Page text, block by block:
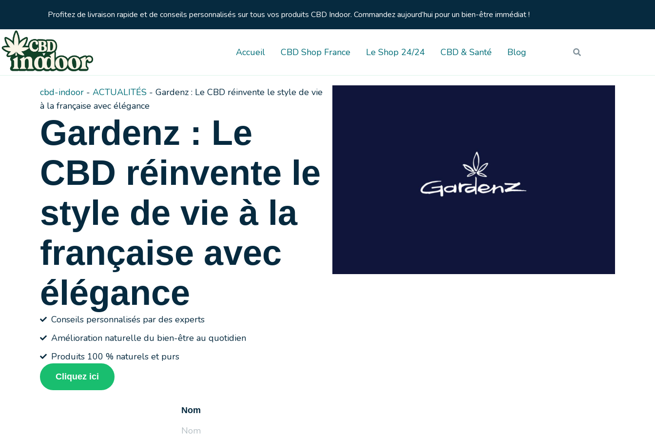
Profitez de livraison rapide et de conseils personnalisés sur tous vos produits CBD Indoor. Commandez aujourd’hui pour un bien-être immédiat !
Accueil CBD Shop France Le Shop 24/24 CBD & Santé Blog
cbd-indoor - ACTUALITÉS - Gardenz : Le CBD réinvente le style de vie
à la française avec élégance
Gardenz : Le
CBD réinvente le
style de vie à la
française avec
élégance
Conseils personnalisés par des experts
Amélioration naturelle du bien-être au quotidien
Produits 100 % naturels et purs
Cliquez ici
Nom